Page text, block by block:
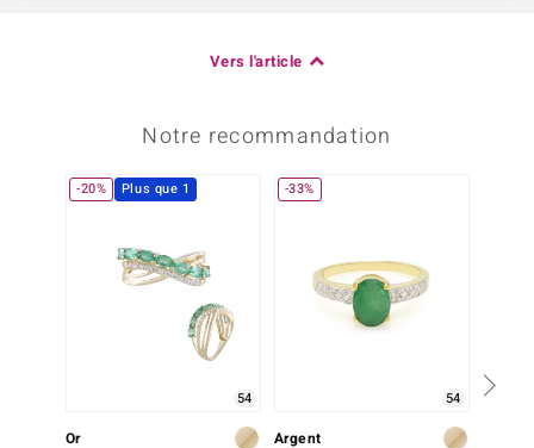
Vers l'article
Notre recommandation
-20% Plus que 1
54
Or
-33%
54
Argent